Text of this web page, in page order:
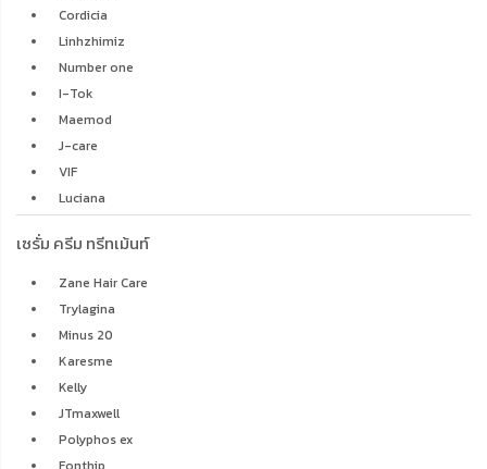
Cordicia
Linhzhimiz
Number one
I-Tok
Maemod
J-care
VIF
Luciana
เซรั่ม ครีม ทรีทเม้นท์
Zane Hair Care
Trylagina
Minus 20
Karesme
Kelly
JTmaxwell
Polyphos ex